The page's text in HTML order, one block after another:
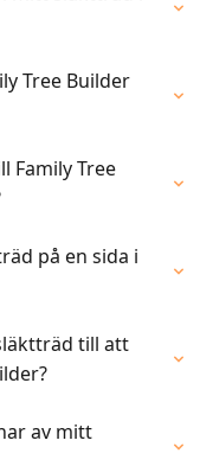
Tree Builder
Family Tree
på en sida i
till att
av mitt